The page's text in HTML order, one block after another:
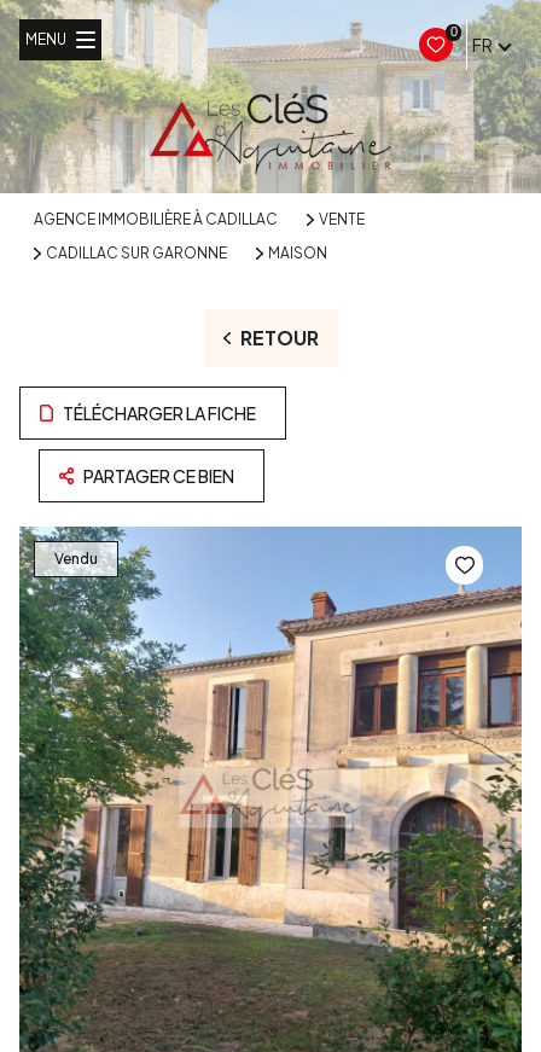
0
FR
MENU
AGENCE IMMOBILIÈRE À CADILLAC
VENTE
CADILLAC SUR GARONNE
MAISON
RETOUR
TÉLÉCHARGER LA FICHE
PARTAGER CE BIEN
Vendu